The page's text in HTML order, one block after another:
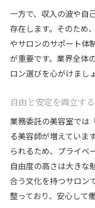
一方で、収入の波や自
存在します。そのため
やサロンのサポート体
が重要です。業界全体
ロン選びを心がけまし
自由と安定を両立す
業務委託の美容室では
る美容師が増えていま
られるため、プライベ
自由度の高さは大きな
合う文化を持つサロン
整っており、安心して